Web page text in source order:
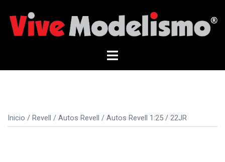
contenido
Alternar
Inicio / Revell / Autos Revell / Autos Revell 1:25 / 22JR